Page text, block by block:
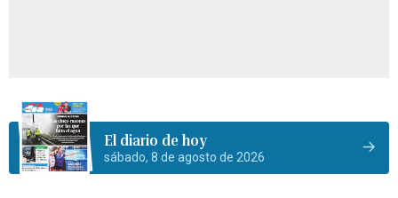
El diario de hoy
sábado, 8 de agosto de 2026